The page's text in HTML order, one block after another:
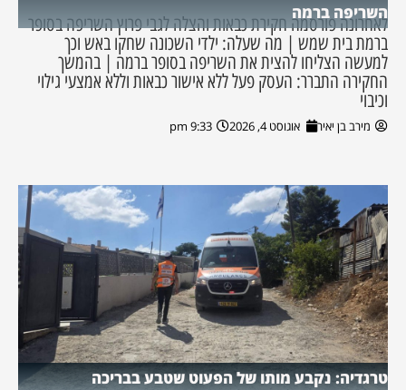
השריפה ברמה
לאחרונה פורסמה חקירת כבאות והצלה לגבי פרוץ השריפה בסופר
ברמת בית שמש | מה שעלה: ילדי השכונה שחקו באש וכך
למעשה הצליחו להצית את השריפה בסופר ברמה | בהמשך
החקירה התברר: העסק פעל ללא אישור כבאות וללא אמצעי גילוי
וכיבוי
מירב בן יאיר אוגוסט 4, 2026 9:33 pm
טרגדיה: נקבע מותו של הפעוט שטבע בבריכה